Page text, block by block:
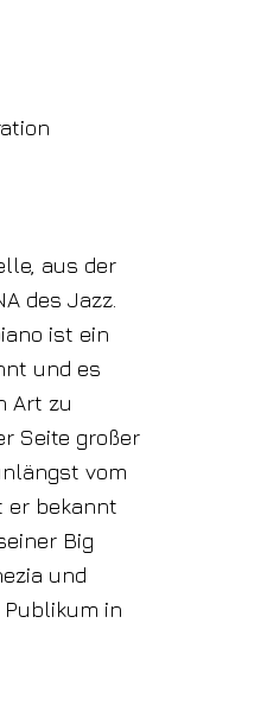
aus der
des Jazz.
ist ein
und es
Art zu
Seite großer
vom
er bekannt
Big
und
in